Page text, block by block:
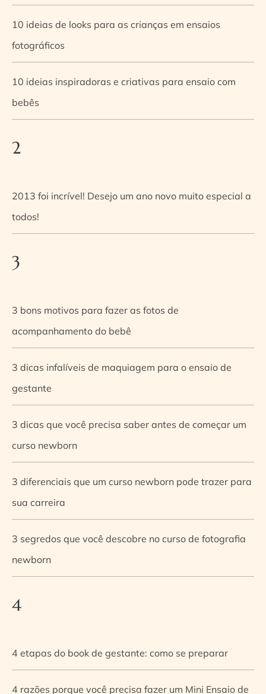
10 ideias de looks para as crianças em ensaios
fotográficos
10 ideias inspiradoras e criativas para ensaio com
bebês
2
2013 foi incrível! Desejo um ano novo muito especial a
todos!
3
3 bons motivos para fazer as fotos de
acompanhamento do bebê
3 dicas infalíveis de maquiagem para o ensaio de
gestante
3 dicas que você precisa saber antes de começar um
curso newborn
3 diferenciais que um curso newborn pode trazer para
sua carreira
3 segredos que você descobre no curso de fotografia
newborn
4
4 etapas do book de gestante: como se preparar
4 razões porque você precisa fazer um Mini Ensaio de